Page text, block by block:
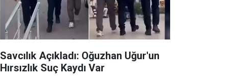
Savcılık Açıkladı: Oğuzhan Uğur'un
Hırsızlık Suç Kaydı Var